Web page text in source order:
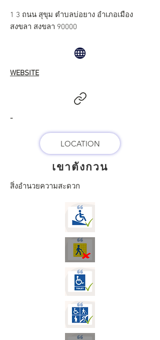
1 3 ถนน สุขุม ตำบลบ่อยาง อำเภอเมือง
สงขลา สงขลา 90000
WEBSITE
-
LOCATION
เขาตังกวน
สิ่งอำนวยความสะดวก